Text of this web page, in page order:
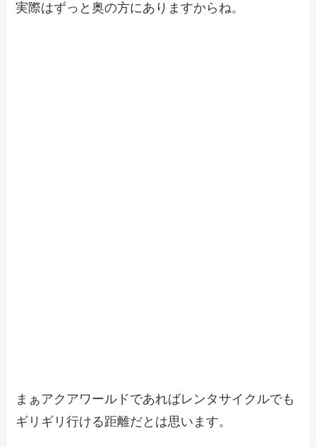
実際はずっと奥の方にありますからね。
まぁアクアワールドであればレンタサイクルでも
ギリギリ行ける距離だとは思います。